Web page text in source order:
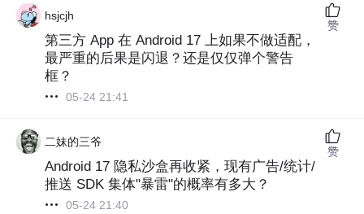
hsjcjh
第三方 App 在 Android 17 上如果不做适配，
最严重的后果是闪退？还是仅仅弹个警告
框？
05-24 21:41
赞
二妹的三爷
Android 17 隐私沙盒再收紧，现有广告/统计/
推送 SDK 集体"暴雷"的概率有多大？
05-24 21:40
赞